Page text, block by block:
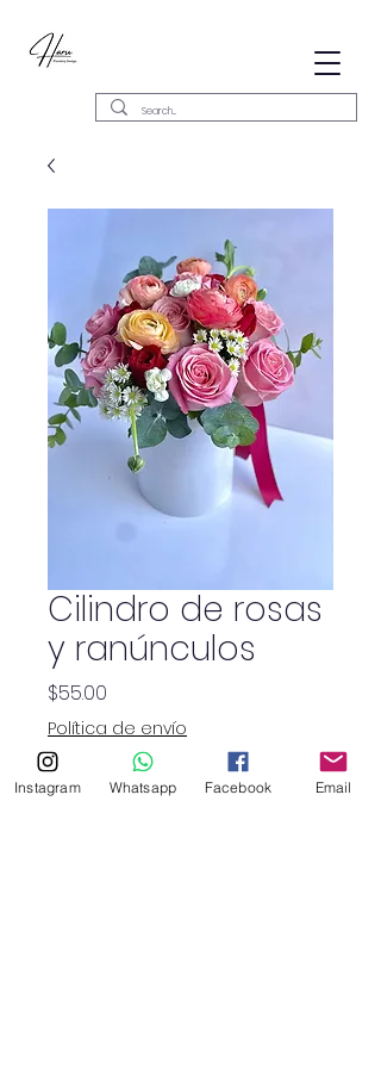
Cilindro de rosas
y ranúnculos
$55.00
Política de envío
Cantidad *
Instagram Whatsapp Facebook Email